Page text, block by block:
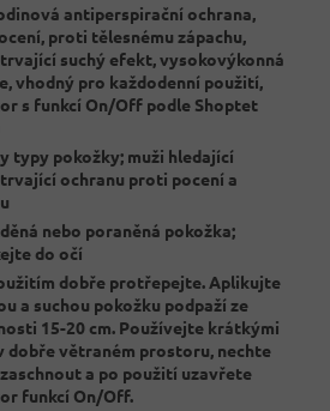
antiperspirační ochrana,
proti tělesnému zápachu,
suchý efekt, vysokovýkonná
vhodný pro každodenní použití,
s funkcí On/Off podle Shoptet
typy pokožky; muži hledající
ochranu proti pocení a
nebo poraněná pokožka;
do očí
dobře protřepejte. Aplikujte
a suchou pokožku podpaží ze
15-20 cm. Používejte krátkými
dobře větraném prostoru, nechte
a po použití uzavřete
funkcí On/Off.